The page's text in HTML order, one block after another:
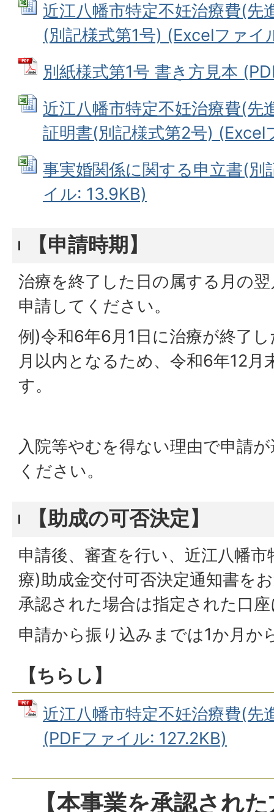
近江八幡市特定不妊治療費(先
(別記様式第1号) (Excelファイ
別紙様式第1号 書き方見本
近江八幡市特定不妊治療費(先
証明書(別記様式第2号) (Excel
事実婚関係に関する申立書(
イル: 13.9KB)
【申請時期】
治療を終了した日の属する月の
申請してください。
例)令和6年6月1日に治療が終了
月以内となるため、令和6年12月
す。
入院等やむを得ない理由で申請
ください。
【助成の可否決定】
申請後、審査を行い、近江八幡
療)助成金交付可否決定通知書を
承認された場合は指定された口
申請から振り込みまでは1か月か
【ちらし】
近江八幡市特定不妊治療費(先
(PDFファイル: 127.2KB)
【本事業を承認され